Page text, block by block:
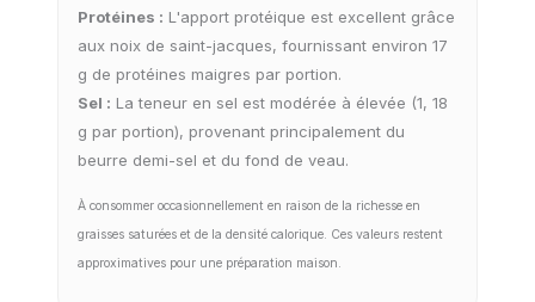
Protéines : L'apport protéique est excellent grâce
aux noix de saint-jacques, fournissant environ 17
g de protéines maigres par portion.
Sel : La teneur en sel est modérée à élevée (1, 18
g par portion), provenant principalement du
beurre demi-sel et du fond de veau.
À consommer occasionnellement en raison de la richesse en
graisses saturées et de la densité calorique. Ces valeurs restent
approximatives pour une préparation maison.